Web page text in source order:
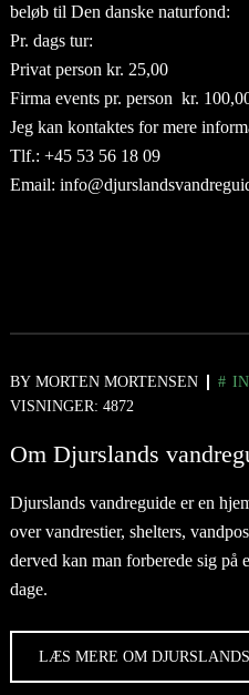
beløb til Den danske naturfond:
Pr. dags tur:
Privat person kr. 25,00
Firma events pr. person kr.
Jeg kan kontaktes for mere
Tlf.: +45 53 56 18 09
Email:
BY MORTEN MORTENSEN
VISNINGER: 4872
Om Djurslands
Djurslands vandreguide er en
over vandrestier, shelters,
derved kan man forberede sig på
dage.
LÆS MERE OM